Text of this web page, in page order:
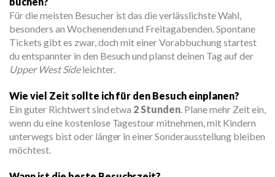
Für die meisten Besucher ist das die verlässlichste Wahl,
besonders an Wochenenden und Freitagabenden. Spontane
Tickets gibt es zwar, doch mit einer Vorabbuchung startest
du entspannter in den Besuch und planst deinen Tag auf der
Upper West Sideleichter.
Wie viel Zeit sollte ich für den Besuch einplanen?
Ein guter Richtwert sind etwa 2 Stunden . Plane mehr Zeit ein,
wenn du eine kostenlose Tagestour mitnehmen, mit Kindern
unterwegs bist oder länger in einer Sonderausstellung bleiben
möchtest.